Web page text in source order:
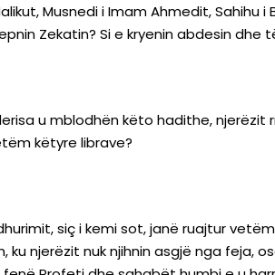
Musnedi i Imam Ahmedit,
Zekatin? Si e kryenin abdesin
u mblodhën këto hadithe,
këtyre librave?
siç i kemi sot, janë ruajtur
njerëzit nuk njihnin asgjë nga